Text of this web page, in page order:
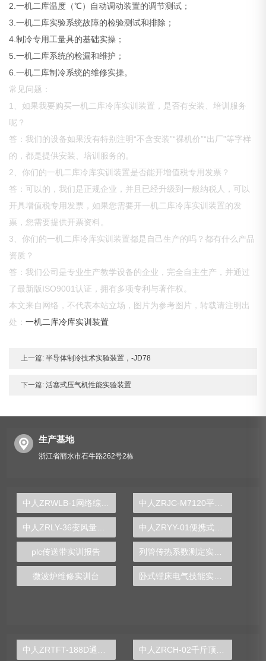
2.一机二库温度（℃）自动调动装置的调节测试；
3.一机二库实验系统故障的检验测试和排除；
4.制冷专用工量具的基础实操；
5.一机二库系统的检漏和维护；
6.一机二库制冷系统的维修实操。
常见问题：
1、如果我要购买一机二库冷库实训装置，是否有安装、培训服务
呢？
答：我们的设备如果没有特别注明“不含安装”“裸机价”“出厂”等字样
的，都是提供安装、培训服务的。
2、你们的一机二库冷库实训装置是否能开增值税专用发票？
答：可以的，我们是正规企业，并且已经升级到一般纳税人，可以
开具增值税专用发票，如果您需要开一机二库冷库实训装置的发
票，您需要提供开票资料。
3、你们的一机二库冷库实训装置都是自己生产的吗？都有什么产品
资质？
答：我们公司是专业生产教学设备的企业，完全自主生产，并通过
了最新版ISO9001认证，拥有多项专利与著作权。
本文来自网络，不代表本站立场，图片为参考图片，转载请注明出
处：一机二库冷库实训装置
上一篇: 半导体制冷技术实验装置，-JD78
下一篇: 活塞式压气机性能实验装置
生产基地
浙江省丽水市石牛路262号2栋
plc传送带实训报告
微波炉维修实训台